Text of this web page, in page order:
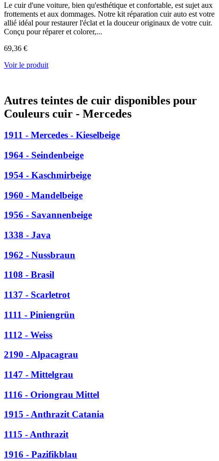
Le cuir d'une voiture, bien qu'esthétique et confortable, est sujet aux
frottements et aux dommages. Notre kit réparation cuir auto est votre
allié idéal pour restaurer l'éclat et la douceur originaux de votre cuir.
Conçu pour réparer et colorer,...
69,36 €
Voir le produit
Autres teintes de cuir disponibles pour
Couleurs cuir - Mercedes
1911 - Mercedes - Kieselbeige
1964 - Seindenbeige
1954 - Kaschmirbeige
1960 - Mandelbeige
1956 - Savannenbeige
1338 - Java
1962 - Nussbraun
1108 - Brasil
1137 - Scarletrot
1111 - Piniengrün
1112 - Weiss
2190 - Alpacagrau
1147 - Mittelgrau
1116 - Oriongrau Mittel
1915 - Anthrazit Catania
1115 - Anthrazit
1916 - Pazifikblau